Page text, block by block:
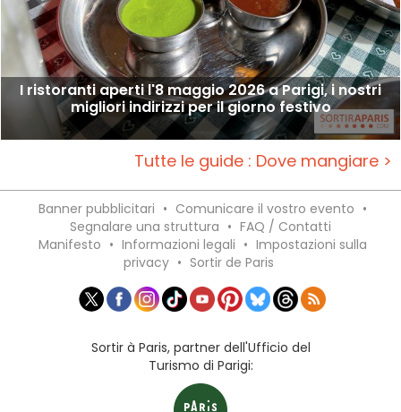
I ristoranti aperti l'8 maggio 2026 a Parigi, i nostri
migliori indirizzi per il giorno festivo
Tutte le guide : Dove mangiare >
Banner pubblicitari • Comunicare il vostro evento •
Segnalare una struttura • FAQ / Contatti
Manifesto • Informazioni legali • Impostazioni sulla
privacy • Sortir de Paris
Sortir à Paris, partner dell'Ufficio del
Turismo di Parigi: